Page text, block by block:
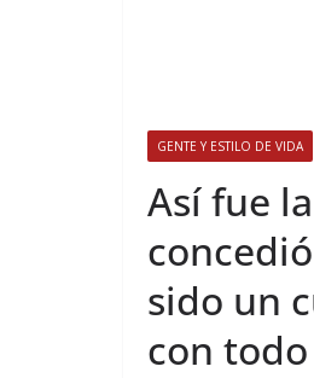
GENTE Y ESTILO DE VIDA
​Así fue
sido un
con